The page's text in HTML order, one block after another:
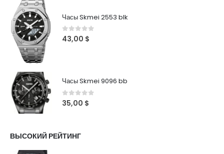
Часы Skmei 2553 blk
0 out of 5
43,00 $
Часы Skmei 9096 bb
0out of 5
35,00 $
ВЫСОКИЙ РЕЙТИНГ